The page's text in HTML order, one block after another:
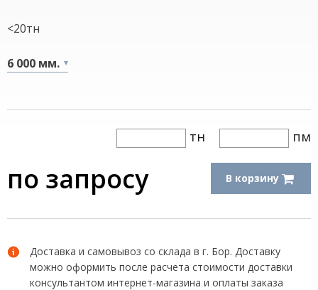
<20тн
6 000 мм.
тн пм
по запросу В корзину
Доставка и самовывоз со склада в г. Бор. Доставку
можно оформить после расчета стоимости доставки
консультантом интернет-магазина и оплаты заказа